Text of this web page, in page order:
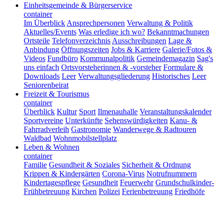
Einheitsgemeinde & Bürgerservice
container
Im Überblick Ansprechpersonen Verwaltung & Politik
Aktuelles/Events Was erledige ich wo? Bekanntmachungen
Ortsteile Telefonverzeichnis Ausschreibungen Lage &
Anbindung Öffnungszeiten Jobs & Karriere Galerie/Fotos &
Videos Fundbüro Kommunalpolitik Gemeindemagazin Sag's
uns einfach Ortsvorsteherinnen & -vorsteher Formulare &
Downloads Leer Verwaltungsgliederung Historisches Leer
Seniorenbeirat
Freizeit & Tourismus
container
Überblick Kultur Sport Ilmenauhalle Veranstaltungskalender
Sportvereine Unterkünfte Sehenswürdigkeiten Kanu- &
Fahrradverleih Gastronomie Wanderwege & Radtouren
Waldbad Wohnmobilstellplatz
Leben & Wohnen
container
Familie Gesundheit & Soziales Sicherheit & Ordnung
Krippen & Kindergärten Corona-Virus Notrufnummern
Kindertagespflege Gesundheit Feuerwehr Grundschulkinder-
Frühbetreuung Kirchen Polizei Ferienbetreuung Friedhöfe